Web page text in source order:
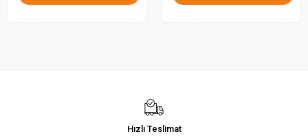
Hızlı Teslimat